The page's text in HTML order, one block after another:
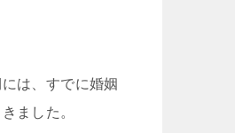
は、すでに婚姻
ました。